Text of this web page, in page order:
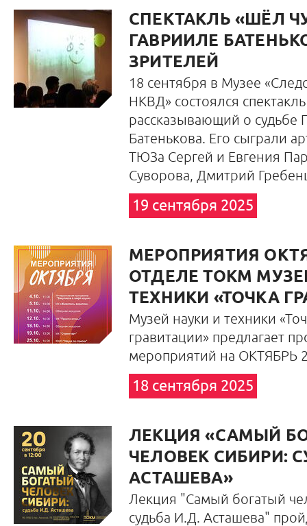
СПЕКТАКЛЬ «ШЁЛ
ГАВРИИЛЕ
ЗРИТЕЛЕЙ
18 сентября в Музее
НКВД» состоялся
рассказывающий о судьбе
Батенькова. Его сыграли
ТЮЗа Сергей и Евгения
Суворова, Дмитрий
19 сентября 2025
МЕРОПРИЯТИЯ
ОТДЕЛЕ ТОКМ
ТЕХНИКИ «ТОЧКА
Музей науки и техники
гравитации» предлагает
мероприятий на ОКТЯБРЬ
18 сентября 2025
ЛЕКЦИЯ «САМЫЙ
ЧЕЛОВЕК СИБИРИ:
АСТАШЕВА»
Лекция "Самый богатый
судьба И.Д. Асташева"